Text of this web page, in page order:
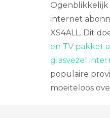
Ogenblikkelijk
internet
XS4ALL. Dit
en TV pakket
glasvezel
populaire
moeiteloos